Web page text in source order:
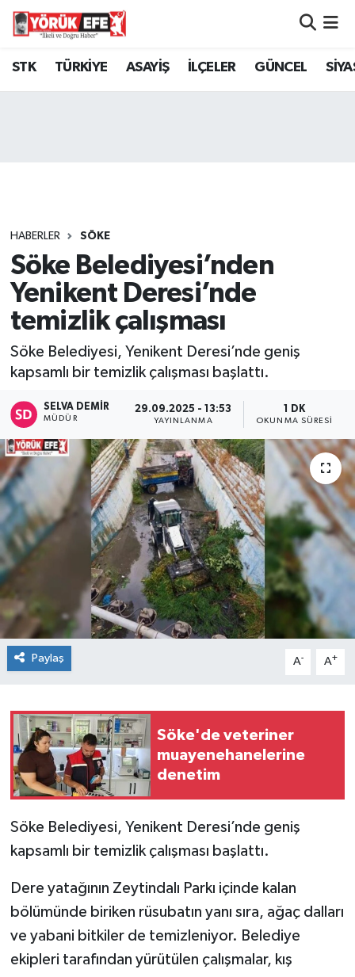
STK TÜRKİYE ASAYİŞ İLÇELER GÜNCEL
HABERLER SÖKE
Söke Belediyesi’nden
Yenikent Deresi’nde
temizlik çalışması
Söke Belediyesi, Yenikent Deresi’nde geniş
kapsamlı bir temizlik çalışması başlattı.
SELVA DEMIR
MÜDÜR
29.09.2025 - 13:53
YAYINLANMA
1 DK
OKUNMA SÜRESI
Paylaş A- A+
Söke'de veteriner
muayenehanelerine
denetim
Söke Belediyesi, Yenikent Deresi’nde geniş
kapsamlı bir temizlik çalışması başlattı.
Dere yatağının Zeytindalı Parkı içinde kalan
bölümünde biriken rüsubatın yanı sıra, ağaç dalları
ve yabani bitkiler de temizleniyor. Belediye
ekipleri tarafından yürütülen çalışmalar, kış
Aydın Nöbetçi Eczaneler
Tüm Manşetler
Son Dakika Haberleri
Haber Arşivi